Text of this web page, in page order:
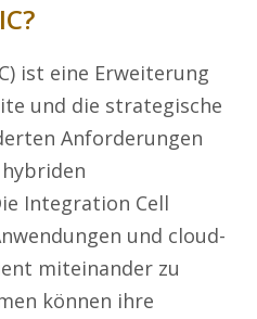
ist eine Erweiterung
und die strategische
Anforderungen
Integration Cell
und cloud-
miteinander zu
können ihre